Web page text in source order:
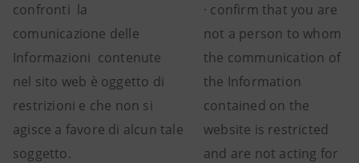
confronti la
comunicazione delle
Informazioni contenute
nel sito web è oggetto di
restrizioni e che non si
agisce a favore di alcun tale
soggetto.
· confirm that you are
not a person to whom
the communication of
the Information
contained on the
website is restricted
and are not acting for